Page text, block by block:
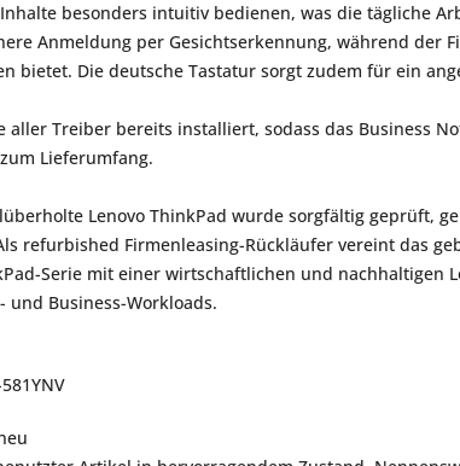
besonders intuitiv bedienen, was die tägliche
Anmeldung per Gesichtserkennung, während der
bietet. Die deutsche Tastatur sorgt zudem für ein
aller Treiber bereits installiert, sodass das Business
Lieferumfang.
Lenovo ThinkPad wurde sorgfältig geprüft,
refurbished Firmenleasing-Rückläufer vereint das
Serie mit einer wirtschaftlichen und nachhaltigen
und Business-Workloads.